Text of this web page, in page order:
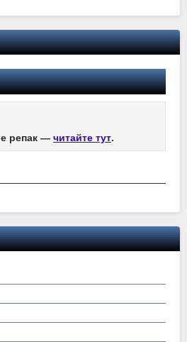
репак — читайте тут.